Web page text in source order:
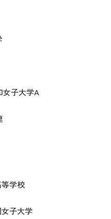
子大学A
学校
子大学